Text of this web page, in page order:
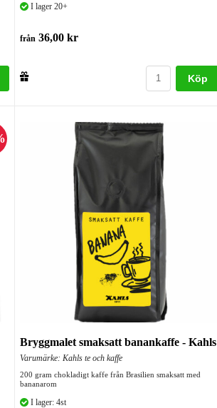
I lager 20+
från 36,00 kr
Köp
Bryggmalet smaksatt banankaffe - Kahls
Varumärke: Kahls te och kaffe
200 gram chokladigt kaffe från Brasilien smaksatt med
bananarom
I lager: 4st